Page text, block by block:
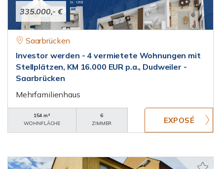
335.000,- €
Saarbrücken
Investor werden - 4 vermietete Wohnungen mit
Stellplätzen, KM 16.000 EUR p.a., Dudweiler -
Saarbrücken
Mehrfamilienhaus
154 m²
WOHNFLÄCHE
6
ZIMMER